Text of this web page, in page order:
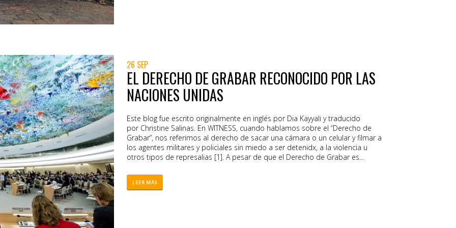
26 SEP
EL DERECHO DE GRABAR RECONOCIDO POR LAS
NACIONES UNIDAS
Este blog fue escrito originalmente en inglés por Dia Kayyali y traducido
por Christine Salinas. En WITNESS, cuando hablamos sobre el “Derecho de
Grabar”, nos referimos al derecho de sacar una cámara o un celular y filmar a
los agentes militares y policiales sin miedo a ser detenidx, a la violencia u
otros tipos de represalias [1]. A pesar de que el Derecho de Grabar es
respaldado por la ley o las decisiones judiciales en algunos países, las leyes
de otros países violan explícitamente este derecho. Cuando los defensores
LEER MÁS